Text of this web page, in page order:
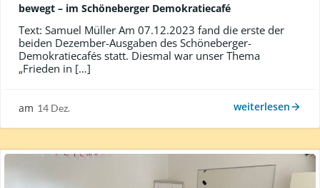
bewegt – im Schöneberger Demokratiecafé
Text: Samuel Müller Am 07.12.2023 fand die erste der
beiden Dezember-Ausgaben des Schöneberger-
Demokratiecafés statt. Diesmal war unser Thema
„Frieden in […]
am 14 Dez. weiterlesen